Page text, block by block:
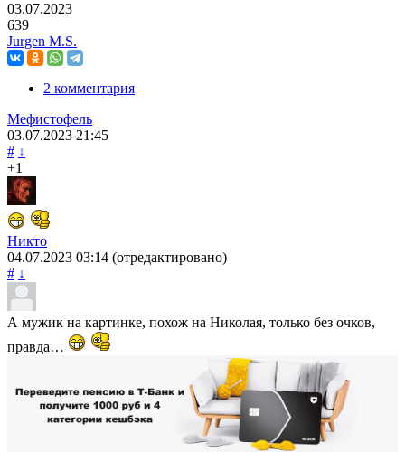
03.07.2023
639
Jurgen M.S.
2 комментария
Мефистофель
03.07.2023 21:45
# ↓
+1
Никто
04.07.2023 03:14 (отредактировано)
# ↓
А мужик на картинке, похож на Николая, только без очков,
правда…